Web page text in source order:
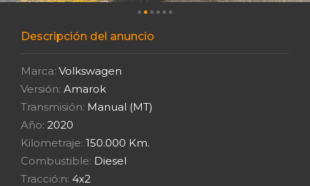
Descripción del anuncio
Marca: Volkswagen
Versión: Amarok
Transmisión: Manual (MT)
Año: 2020
Kilometraje: 150.000 Km.
Combustible: Diesel
Tracció:n: 4x2